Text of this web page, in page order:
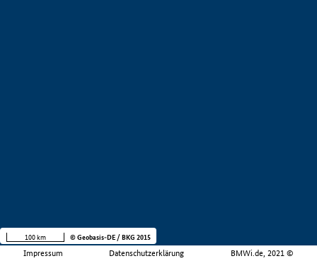
Impressum Datenschutzerklärung BMWi.de, 2021 ©
100 km © Geobasis-DE / BKG 2015